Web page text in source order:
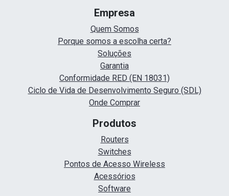
Empresa
Quem Somos
Porque somos a escolha certa?
Soluções
Garantia
Conformidade RED (EN 18031)
Ciclo de Vida de Desenvolvimento Seguro (SDL)
Onde Comprar
Produtos
Routers
Switches
Pontos de Acesso Wireless
Acessórios
Software